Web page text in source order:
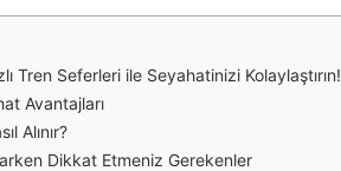
Tren Seferleri ile Seyahatinizi Kolaylaştırın!
Avantajları
Alınır?
Dikkat Etmeniz Gerekenler